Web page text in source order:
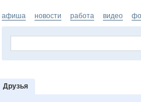
афиша новости работа видео
Друзья